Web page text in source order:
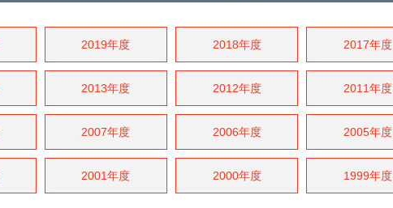
2019年度 2018年度 2017年度
2013年度 2012年度 2011年度
2007年度 2006年度 2005年度
2001年度 2000年度 1999年度